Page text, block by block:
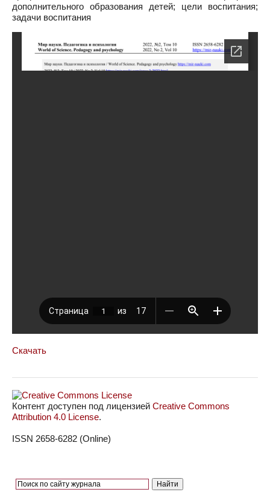
дополнительного образования детей; цели воспитания;
задачи воспитания
Скачать
Контент доступен под лицензией Creative Commons
Attribution 4.0 License.
ISSN 2658-6282 (Online)